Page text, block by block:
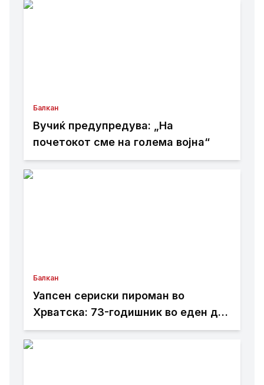
Балкан
Вучиќ предупредува: „На
почетокот сме на голема војна“
Балкан
Уапсен сериски пироман во
Хрватска: 73-годишник во еден ден
предизвикал пет пожари